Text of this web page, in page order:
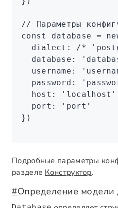
// Параметры
const
database =
  dialect
: /*
  database
:
  username
:
  password
:
  host
: 'localhost'
  port
:
'port'
})
Подробные параметры
разделе Конструктор.
#Определение модели